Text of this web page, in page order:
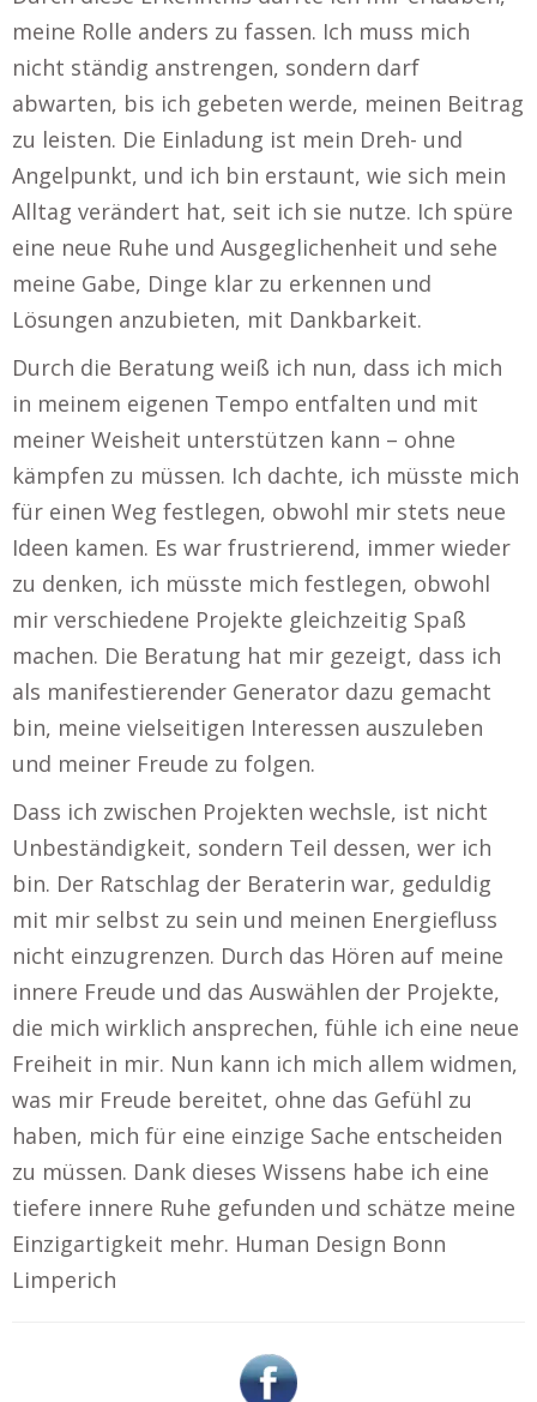
meine Rolle anders zu fassen. Ich muss mich
nicht ständig anstrengen, sondern darf
abwarten, bis ich gebeten werde, meinen Beitrag
zu leisten. Die Einladung ist mein Dreh- und
Angelpunkt, und ich bin erstaunt, wie sich mein
Alltag verändert hat, seit ich sie nutze. Ich spüre
eine neue Ruhe und Ausgeglichenheit und sehe
meine Gabe, Dinge klar zu erkennen und
Lösungen anzubieten, mit Dankbarkeit.
Durch die Beratung weiß ich nun, dass ich mich
in meinem eigenen Tempo entfalten und mit
meiner Weisheit unterstützen kann – ohne
kämpfen zu müssen. Ich dachte, ich müsste mich
für einen Weg festlegen, obwohl mir stets neue
Ideen kamen. Es war frustrierend, immer wieder
zu denken, ich müsste mich festlegen, obwohl
mir verschiedene Projekte gleichzeitig Spaß
machen. Die Beratung hat mir gezeigt, dass ich
als manifestierender Generator dazu gemacht
bin, meine vielseitigen Interessen auszuleben
und meiner Freude zu folgen.
Dass ich zwischen Projekten wechsle, ist nicht
Unbeständigkeit, sondern Teil dessen, wer ich
bin. Der Ratschlag der Beraterin war, geduldig
mit mir selbst zu sein und meinen Energiefluss
nicht einzugrenzen. Durch das Hören auf meine
innere Freude und das Auswählen der Projekte,
die mich wirklich ansprechen, fühle ich eine neue
Freiheit in mir. Nun kann ich mich allem widmen,
was mir Freude bereitet, ohne das Gefühl zu
haben, mich für eine einzige Sache entscheiden
zu müssen. Dank dieses Wissens habe ich eine
tiefere innere Ruhe gefunden und schätze meine
Einzigartigkeit mehr. Human Design Bonn
Limperich